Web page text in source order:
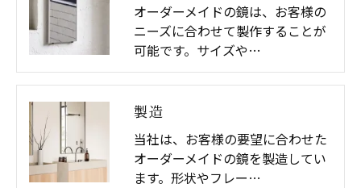
オーダーメイドの鏡は、お客様の
ニーズに合わせて製作することが
可能です。サイズや…
製造
当社は、お客様の要望に合わせた
オーダーメイドの鏡を製造してい
ます。形状やフレー…